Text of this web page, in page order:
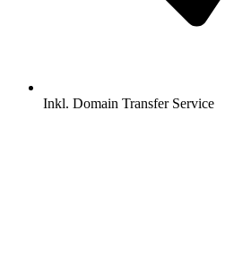
Inkl. Domain Transfer Service